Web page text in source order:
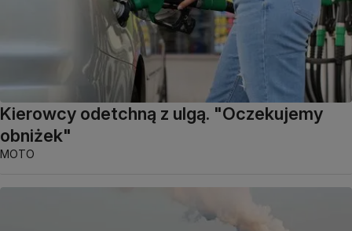
Kierowcy odetchną z ulgą. "Oczekujemy
obniżek"
MOTO